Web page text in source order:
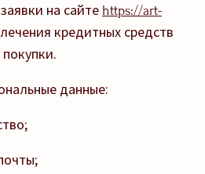
на сайте https://art-
кредитных средств
.
данные: